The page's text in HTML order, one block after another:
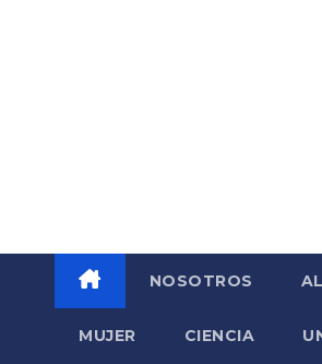
NOSOTROS
MUJER CIENCIA